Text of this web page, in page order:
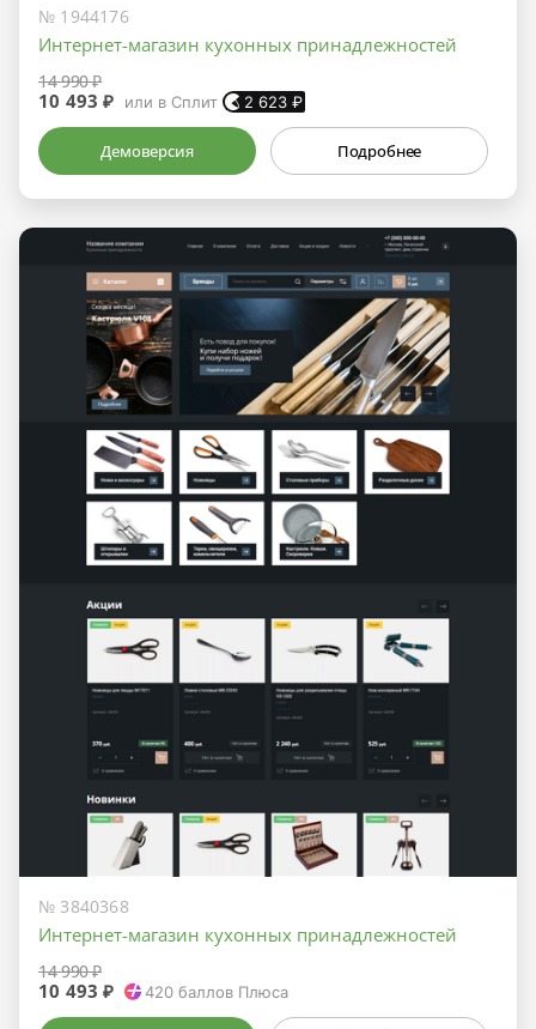
№ 1944176
Интернет-магазин кухонных принадлежностей
14 990 ₽
10 493 ₽ или в Сплит 2 623₽
Демоверсия Подробнее
№ 3840368
Интернет-магазин кухонных принадлежностей
14 990 ₽
10 493 ₽ 420баллов Плюса